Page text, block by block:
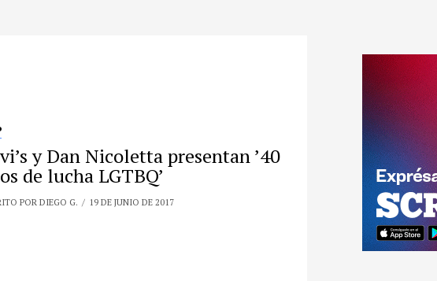
y Dan Nicoletta presentan ’40
de lucha LGTBQ’
POR DIEGO G. 19 DE JUNIO DE 2017